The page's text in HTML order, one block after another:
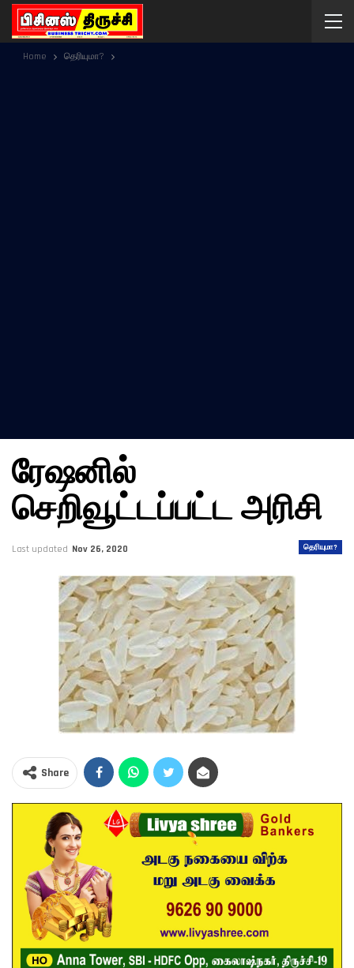
Home தெரியுமா?
ரேஷனில்
செறிவூட்டப்பட்ட அரிசி
தெரியுமா?
Last updated Nov 26, 2020
Share